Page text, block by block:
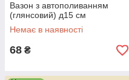
Вазон з автополиванням
(глянсовий) д15 см
Немає в наявності
68 ₴